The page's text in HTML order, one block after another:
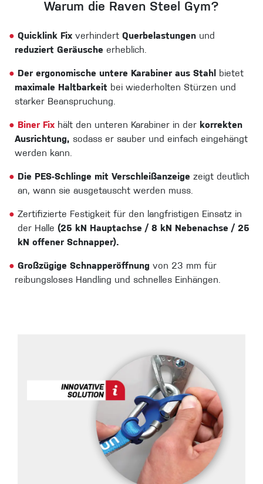
Warum die Raven Steel Gym?
● Quicklink Fix verhindert Querbelastungen und
reduziert Geräusche erheblich.
● Der ergonomische untere Karabiner aus Stahl bietet
maximale Haltbarkeit bei wiederholten Stürzen und
starker Beanspruchung.
● Biner Fix hält den unteren Karabiner in der korrekten
Ausrichtung, sodass er sauber und einfach eingehängt
werden kann.
● Die PES-Schlinge mit Verschleißanzeige zeigt deutlich
an, wann sie ausgetauscht werden muss.
● Zertifizierte Festigkeit für den langfristigen Einsatz in
der Halle (25 kN Hauptachse / 8 kN Nebenachse / 25
kN offener Schnapper).
● Großzügige Schnapperöffnung von 23 mm für
reibungsloses Handling und schnelles Einhängen.